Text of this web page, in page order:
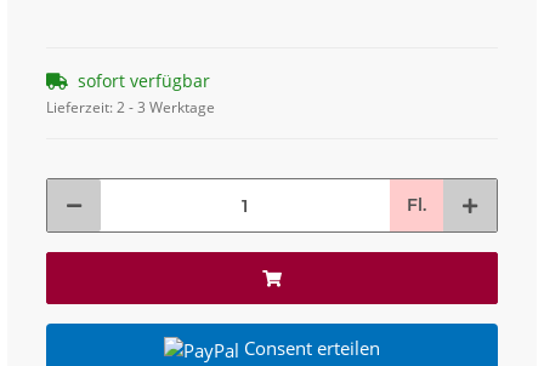
sofort verfügbar
Lieferzeit:2 - 3 Werktage
Fl.
Consent erteilen